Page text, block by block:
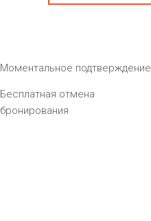
Моментальное подтверждение
Бесплатная отмена
бронирования